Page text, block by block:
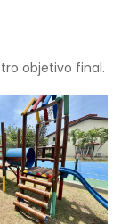
objetivo final.